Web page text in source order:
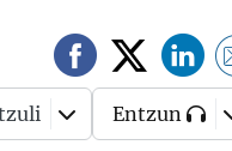
Entzun